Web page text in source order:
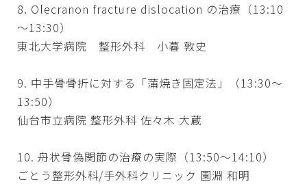
8. Olecranon fracture dislocation の治療（13:10
～13:30）
東北大学病院 整形外科 小暮 敦史
9. 中手骨骨折に対する「蒲焼き固定法」（13:30～
13:50）
仙台市立病院 整形外科 佐々木 大蔵
10. 舟状骨偽関節の治療の実際（13:50～14:10）
ごとう整形外科/手外科クリニック 園淵 和明